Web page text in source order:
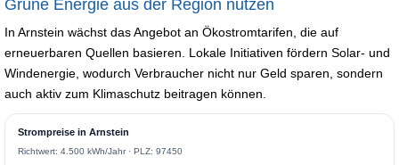
Grüne Energie aus der Region nutzen
In Arnstein wächst das Angebot an Ökostromtarifen, die auf
erneuerbaren Quellen basieren. Lokale Initiativen fördern Solar- und
Windenergie, wodurch Verbraucher nicht nur Geld sparen, sondern
auch aktiv zum Klimaschutz beitragen können.
Strompreise in Arnstein
Richtwert: 4.500 kWh/Jahr · PLZ: 97450